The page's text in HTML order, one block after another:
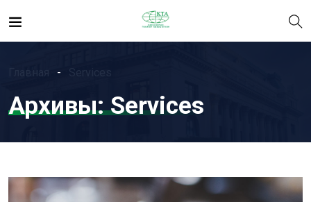
Services
Архивы:Services